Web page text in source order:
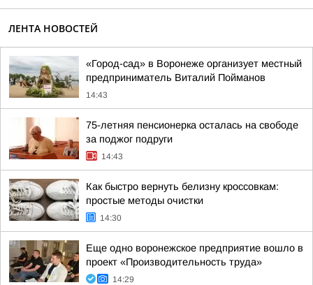
ЛЕНТА НОВОСТЕЙ
«Город-сад» в Воронеже организует местный
предприниматель Виталий Пойманов
14:43
75-летняя пенсионерка осталась на свободе
за поджог подруги
14:43
Как быстро вернуть белизну кроссовкам:
простые методы очистки
14:30
Еще одно воронежское предприятие вошло в
проект «Производительность труда»
14:29